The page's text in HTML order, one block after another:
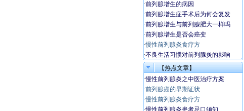
·前列腺增生的病因
·前列腺增生症手术后为何会复发
·前列腺增生与前列腺肥大一样吗
·前列腺增生是否会癌变
·慢性前列腺炎食疗方
·不良生活习惯对前列腺炎的影响
【热点文章】
·慢性前列腺炎之中医治疗方案
·前列腺癌的早期证状
·慢性前列腺炎食疗方
·慢性前列腺炎患者忌口须知